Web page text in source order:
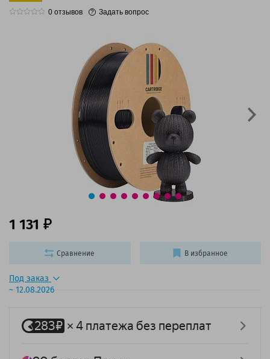
0 отзывов Задать вопрос
Под заказ
~ 12.08.2026
1 131
Сравнение В избранное